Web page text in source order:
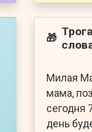
🎁
Милая
мама,
сегодня
день